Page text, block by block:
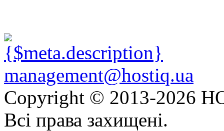
management@hostiq.ua
Copyright © 2013-2026
Всі права захищені.